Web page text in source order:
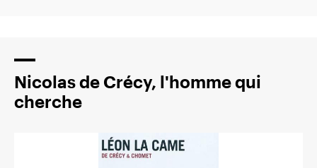
Nicolas de Crécy, l'homme qui
cherche